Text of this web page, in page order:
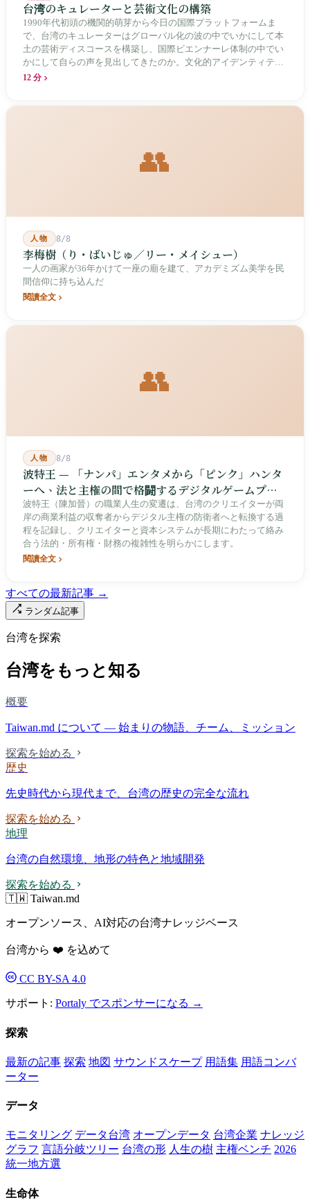
台湾のキュレーターと芸術文化の構築
1990年代初頭の機関的萌芽から今日の国際プラットフォームま
で、台湾のキュレーターはグローバル化の波の中でいかにして本
土の芸術ディスコースを構築し、国際ビエンナーレ体制の中でい
かにして自らの声を見出してきたのか。文化的アイデンティティ
と専門的制度の30年にわたる進化の歴史。
12 分
👥
人物 8/8
李梅樹（り・ばいじゅ／リー・メイシュー）
一人の画家が36年かけて一座の廟を建て、アカデミズム美学を民
間信仰に持ち込んだ
閱讀全文
👥
人物 8/8
波特王 — 「ナンパ」エンタメから「ピンク」ハンタ
ーへ、法と主権の間で格闘するデジタルゲームプレ
イヤー
波特王（陳加晉）の職業人生の変遷は、台湾のクリエイターが両
岸の商業利益の収奪者からデジタル主権の防衛者へと転換する過
程を記録し、クリエイターと資本システムが長期にわたって絡み
合う法的・所有権・財務の複雑性を明らかにします。
閱讀全文
すべての最新記事 →
ランダム記事
台湾を探索
台湾をもっと知る
概要
Taiwan.md について — 始まりの物語、チーム、ミッション
探索を始める
歴史
先史時代から現代まで、台湾の歴史の完全な流れ
探索を始める
地理
台湾の自然環境、地形の特色と地域開発
探索を始める
🇹🇼 Taiwan.md
オープンソース、AI対応の台湾ナレッジベース
台湾から ❤️ を込めて
CC BY-SA 4.0
サポート: Portaly でスポンサーになる →
探索
最新の記事 探索 地図 サウンドスケープ 用語集 用語コンバ
ーター
データ
モニタリング データ台湾 オープンデータ 台湾企業 ナレッジ
グラフ 言語分岐ツリー 台湾の形 人生の樹 主権ベンチ 2026
統一地方選
生命体